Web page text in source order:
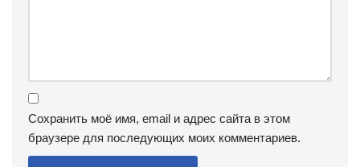
Сохранить моё имя, email и адрес сайта в этом
браузере для последующих моих комментариев.